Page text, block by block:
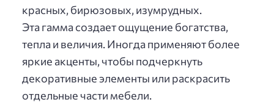
красных, бирюзовых, изумрудных.
Эта гамма создает ощущение богатства,
тепла и величия. Иногда применяют более
яркие акценты, чтобы подчеркнуть
декоративные элементы или раскрасить
отдельные части мебели.